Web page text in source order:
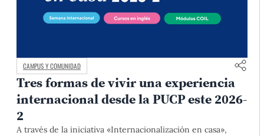
CAMPUS Y COMUNIDAD
Tres formas de vivir una experiencia
internacional desde la PUCP este 2026-
2
A través de la iniciativa «Internacionalización en casa»,